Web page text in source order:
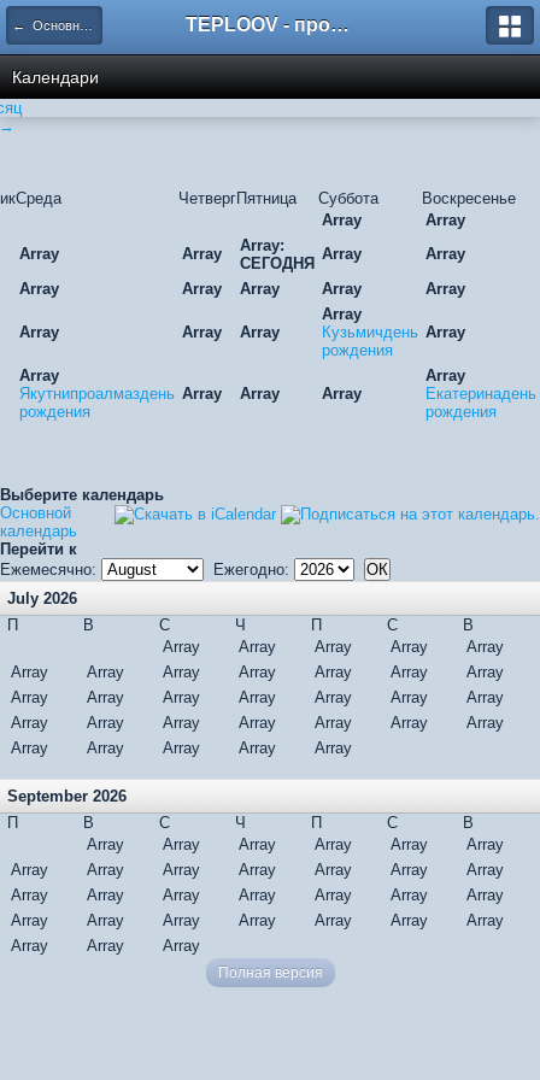
← Основной календарь TEPLOOV - программный комплекс для расчёта систем отопления и вентиляции
Календари
Среда ЧетвергПятница Суббота
Воскресенье
Array
Array
Array
Array
Array:
СЕГОДНЯ
Array
Array
Array
Array Array Array Array
Array Array Array
Array
Кузьмичдень
рождения
Array
Array
Якутнипроалмаздень
рождения
Array Array Array
Array
Екатеринадень
рождения
Выберите календарь
Основной
календарь
Перейти к
Ежемесячно:
Ежегодно:
July 2026
П
В С Ч П С
В
Array
Array Array Array
Array
Array
Array Array Array Array Array
Array
Array
Array Array Array Array Array
Array
Array
Array Array Array Array Array
Array
Array
Array Array Array Array
September 2026
П
В С Ч П С
В
Array
Array Array Array Array
Array
Array
Array Array Array Array Array
Array
Array
Array Array Array Array Array
Array
Array
Array Array Array Array Array
Array
Array
Array Array
Полная версия